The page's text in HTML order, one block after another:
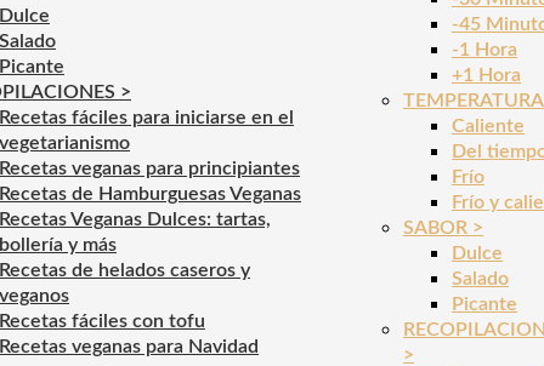
Dulce
Salado
Picante
>
Recetas fáciles para iniciarse en el
vegetarianismo
Recetas veganas para principiantes
Recetas de Hamburguesas Veganas
Recetas Veganas Dulces: tartas,
bollería y más
Recetas de helados caseros y
veganos
Recetas fáciles con tofu
Recetas veganas para Navidad
-45
-1 Hora
+1 Hora
Caliente
Del
Frío
Frío y
SABOR >
Dulce
Salado
Picante
>